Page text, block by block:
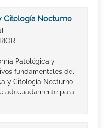
Citología Nocturno
Patológica y
fundamentales del
y Citología Nocturno
adecuadamente para